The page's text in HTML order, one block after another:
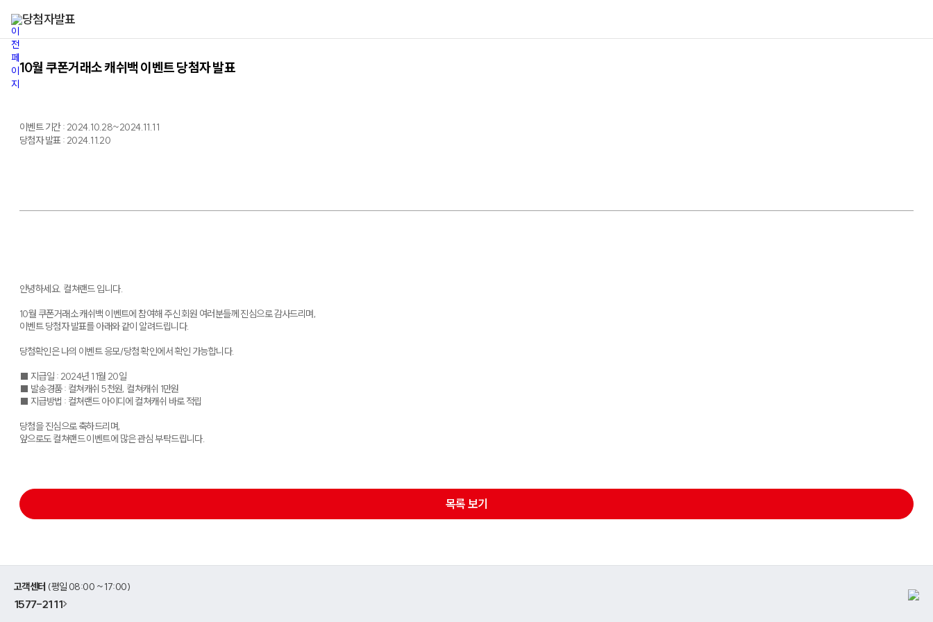
당첨자발표
10월 쿠폰거래소 캐쉬백 이벤트 당첨자 발표
이벤트 기간 : 2024.10.28~2024.11.11
당첨자 발표 : 2024.11.20
안녕하세요. 컬쳐랜드 입니다.
10월 쿠폰거래소 캐쉬백 이벤트에 참여해 주신 회원 여러분들께 진심으로 감사드리며,
이벤트 당첨자 발표를 아래와 같이 알려드립니다.
당첨확인은 나의 이벤트 응모/당첨 확인에서 확인 가능합니다.
■ 지급일 : 2024년 11월 20일
■ 발송경품 : 컬쳐캐쉬 5천원, 컬쳐캐쉬 1만원
■ 지급방법 : 컬쳐랜드 아이디에 컬쳐캐쉬 바로 적립
당첨을 진심으로 축하드리며,
앞으로도 컬쳐랜드 이벤트에 많은 관심 부탁드립니다.
목록 보기
고객센터 (평일 08:00 ~ 17:00)
1577-2111>